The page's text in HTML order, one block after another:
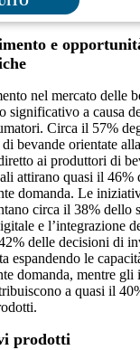
e
nel mercato delle
significativo a causa
Circa il 57%
bevande orientate
ai produttori di
attirano quasi il 46%
domanda. Le
circa il 38% dello
e l’integrazione
delle decisioni di
espandendo le
domanda, mentre
a quasi il
prodotti